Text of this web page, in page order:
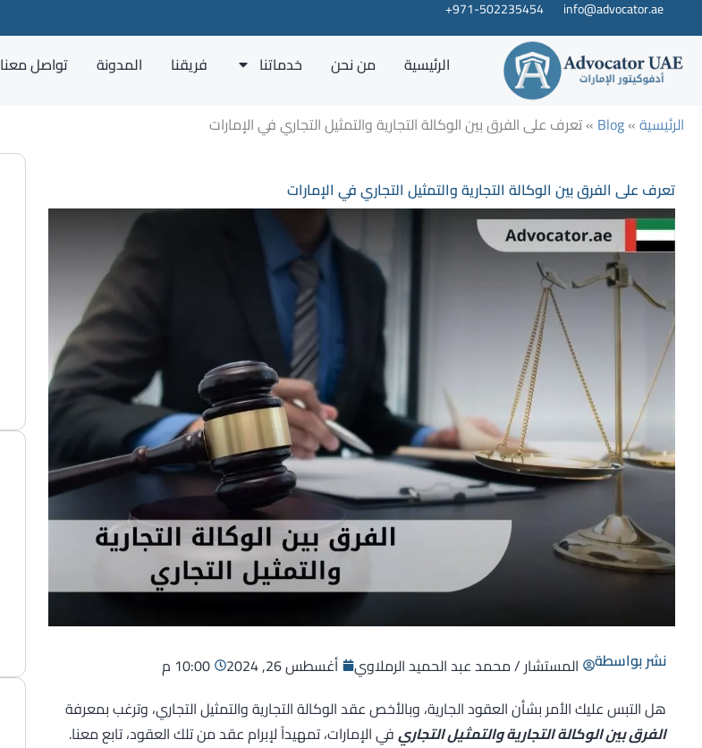
إلى
المحتوى
info@advocator.ae
971-502235454+
الرئيسية من نحن خدماتنا فريقنا المدونة تواصل معنا
الرئيسية»
Blog
»تعرف على الفرق بين الوكالة التجارية والتمثيل التجاري في الإمارات
تعرف على الفرق بين الوكالة التجارية والتمثيل التجاري في الإمارات
نشر بواسطة المستشار / محمد عبد الحميد الرملاوي أغسطس 26, 2024
10:00 م
هل التبس عليك الأمر بشأن العقود الجارية، وبالأخص عقد الوكالة التجارية والتمثيل التجاري، وترغب بمعرفة
الفرق بين الوكالة التجارية والتمثيل التجاريفي الإمارات، تمهيداً لإبرام عقد من تلك العقود، تابع معنا.